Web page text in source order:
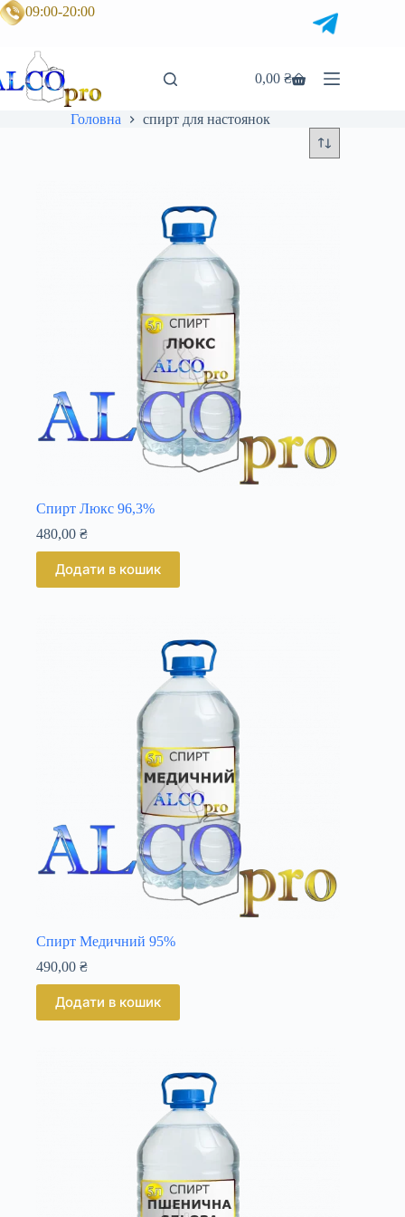
Перейти
до
09:00-20:00
Кошик
0,00₴
Головна спирт для настоянок
Спирт Люкс 96,3%
480,00 ₴
Додати в кошик
Спирт Медичний 95%
490,00 ₴
Додати в кошик